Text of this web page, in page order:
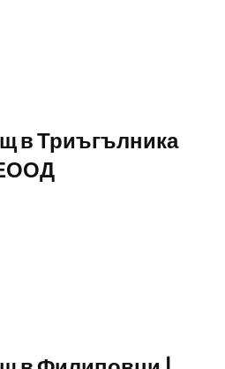
в Триъгълника